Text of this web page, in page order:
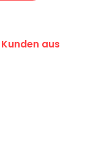
aus